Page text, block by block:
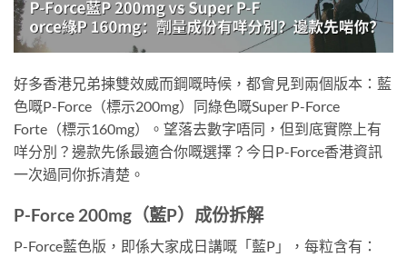
好多香港兄弟揀雙效威而鋼嘅時候，都會見到兩個版本：藍
色嘅P-Force（標示200mg）同綠色嘅Super P-Force
Forte（標示160mg）。望落去數字唔同，但到底實際上有
咩分別？邊款先係最適合你嘅選擇？今日P-Force香港資訊
一次過同你拆清楚。
P-Force 200mg（藍P）成份拆解
P-Force藍色版，即係大家成日講嘅「藍P」，每粒含有：